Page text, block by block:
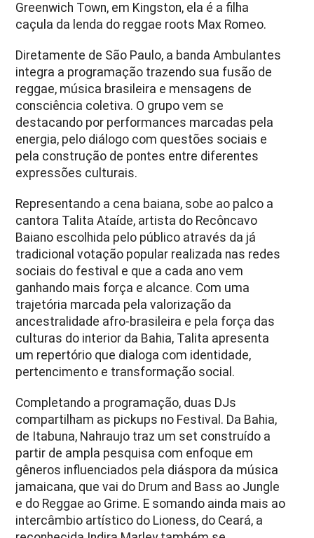
Greenwich Town, em Kingston, ela é a filha
caçula da lenda do reggae roots Max Romeo.
Diretamente de São Paulo, a banda Ambulantes
integra a programação trazendo sua fusão de
reggae, música brasileira e mensagens de
consciência coletiva. O grupo vem se
destacando por performances marcadas pela
energia, pelo diálogo com questões sociais e
pela construção de pontes entre diferentes
expressões culturais.
Representando a cena baiana, sobe ao palco a
cantora Talita Ataíde, artista do Recôncavo
Baiano escolhida pelo público através da já
tradicional votação popular realizada nas redes
sociais do festival e que a cada ano vem
ganhando mais força e alcance. Com uma
trajetória marcada pela valorização da
ancestralidade afro-brasileira e pela força das
culturas do interior da Bahia, Talita apresenta
um repertório que dialoga com identidade,
pertencimento e transformação social.
Completando a programação, duas DJs
compartilham as pickups no Festival. Da Bahia,
de Itabuna, Nahraujo traz um set construído a
partir de ampla pesquisa com enfoque em
gêneros influenciados pela diáspora da música
jamaicana, que vai do Drum and Bass ao Jungle
e do Reggae ao Grime. E somando ainda mais ao
intercâmbio artístico do Lioness, do Ceará, a